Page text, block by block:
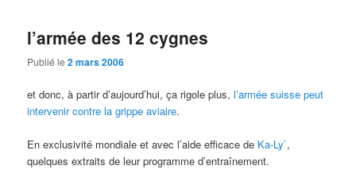
l’armée des 12 cygnes
Publié le2 mars 2006
et donc, à partir d’aujourd’hui, ça rigole plus,l’armée suisse peut
intervenir contre la grippe aviaire.
En exclusivité mondiale et avec l’aide efficace de Ka-Ly`,
quelques extraits de leur programme d’entraînement.